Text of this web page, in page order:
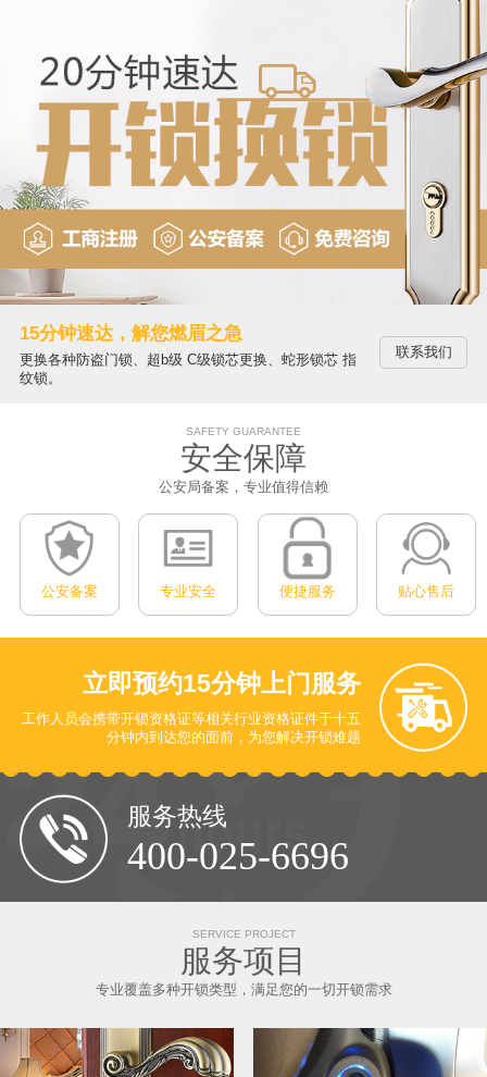
15分钟速达，解您燃眉之急
更换各种防盗门锁、超b级 C级锁芯更换、蛇形锁芯 指
纹锁。
联系我们
SAFETY GUARANTEE
安全保障
公安局备案，专业值得信赖
公安备案 专业安全 便捷服务 贴心售后
立即预约15分钟上门服务
工作人员会携带开锁资格证等相关行业资格证件于十五
分钟内到达您的面前，为您解决开锁难题
服务热线
400-025-6696
SERVICE PROJECT
服务项目
专业覆盖多种开锁类型，满足您的一切开锁需求